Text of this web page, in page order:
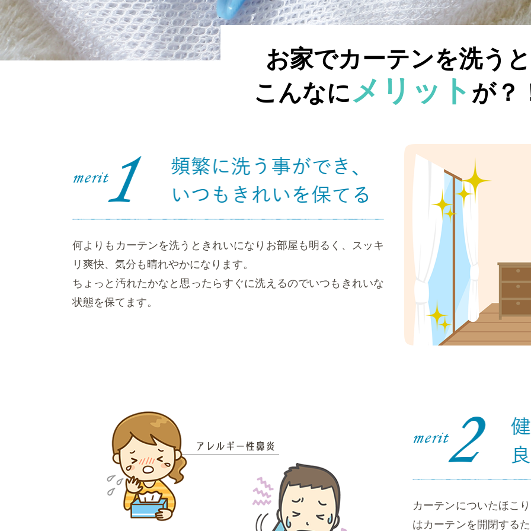
お家でカーテンを洗うと
こんなにメリット が？
何よりもカーテンを洗うときれいになりお部屋も明るく、スッキ
リ爽快、気分も晴れやかになります。
ちょっと汚れたかなと思ったらすぐに洗えるのでいつもきれいな
状態を保てます。
カーテンについたほこ
はカーテンを開閉する